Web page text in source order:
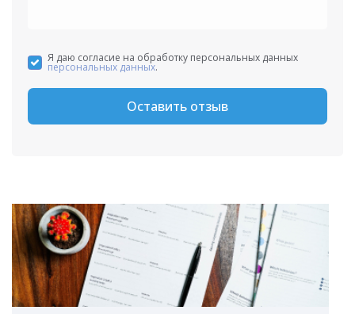
Я даю согласие на обработку персональных данных
персональных данных.
Оставить отзыв